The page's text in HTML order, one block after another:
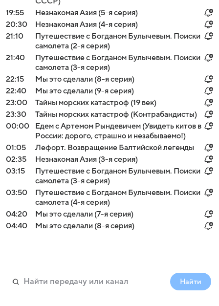
19:55
Незнакомая Азия (5-я серия)
20:30
Незнакомая Азия (4-я серия)
21:10
Путешествие с Богданом Булычевым. Поиски
самолета (2-я серия)
21:40
Путешествие с Богданом Булычевым. Поиски
самолета (3-я серия)
22:15
Мы это сделали (8-я серия)
22:40
Мы это сделали (9-я серия)
23:00
Тайны морских катастроф (19 век)
23:30
Тайны морских катастроф (Контрабандисты)
00:00
Едем с Артемом Рындевичем (Увидеть китов в
России: дорого, страшно и незабываемо!)
01:05
Лефорт. Возвращение Балтийской легенды
02:35
Незнакомая Азия (3-я серия)
03:15
Путешествие с Богданом Булычевым. Поиски
самолета (3-я серия)
03:50
Путешествие с Богданом Булычевым. Поиски
самолета (4-я серия)
04:20
Мы это сделали (7-я серия)
04:40
Мы это сделали (8-я серия)
Найти